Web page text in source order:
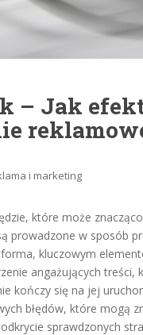
– Jak
i marketing
które może
prowadzone w sposób
kluczowym
angażujących treści,
kończy się na jej
błędów, które mogą
sprawdzonych